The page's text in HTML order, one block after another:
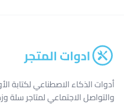
أدوات الذكاء الاصطناعي لكتابة
والتواصل الاجتماعي لمتاجر سلة